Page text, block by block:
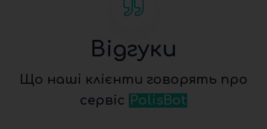
Відгуки
Що наші клієнти говорять про
сервіс PolisBot